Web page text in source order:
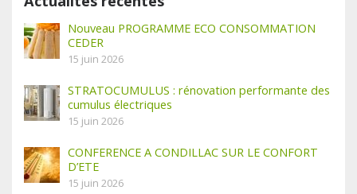
Nouveau PROGRAMME ECO CONSOMMATION
CEDER
15 juin 2026
STRATOCUMULUS : rénovation performante des
cumulus électriques
15 juin 2026
CONFERENCE A CONDILLAC SUR LE CONFORT
D’ETE
15 juin 2026